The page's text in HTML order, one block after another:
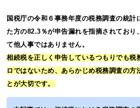
国税庁の令和６事務年度の税務調査の統計
た方の82.3％が申告漏れを指摘されており
て他人事ではありません。
相続税を正しく申告しているつもりでも税
ロではないため、あらかじめ税務調査の方
とが大切です。